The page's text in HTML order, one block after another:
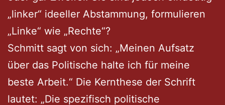
„linker“ ideeller Abstammung, formulieren
„Linke“ wie „Rechte“?
Schmitt sagt von sich: „Meinen Aufsatz
über das Politische halte ich für meine
beste Arbeit.“ Die Kernthese der Schrift
lautet: „Die spezifisch politische